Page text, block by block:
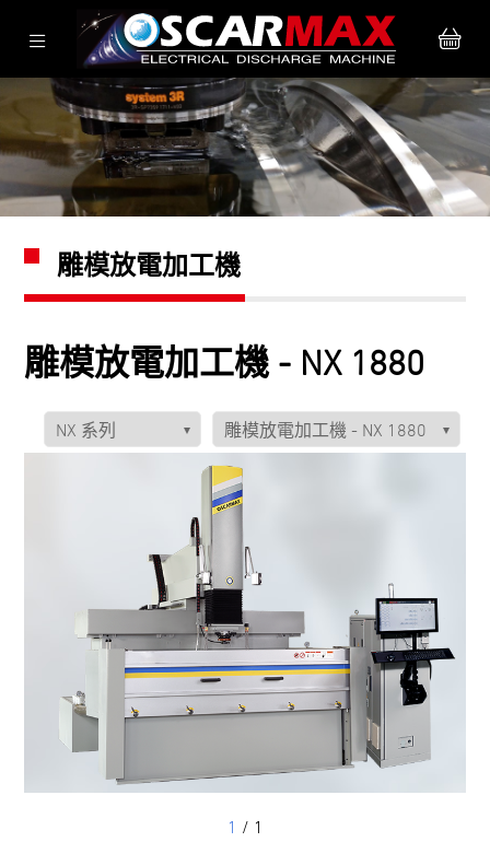
雕模放電加工機
雕模放電加工機 - NX 1880
1 / 1